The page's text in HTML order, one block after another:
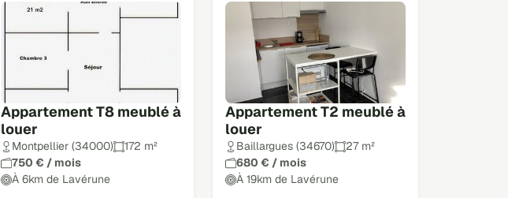
Appartement T8 meublé à
louer
Montpellier (34000)
172 m²
750 € / mois
À 6km de Lavérune
Appartement T2 meublé à
louer
Baillargues (34670)
27 m²
680 € / mois
À 19km de Lavérune